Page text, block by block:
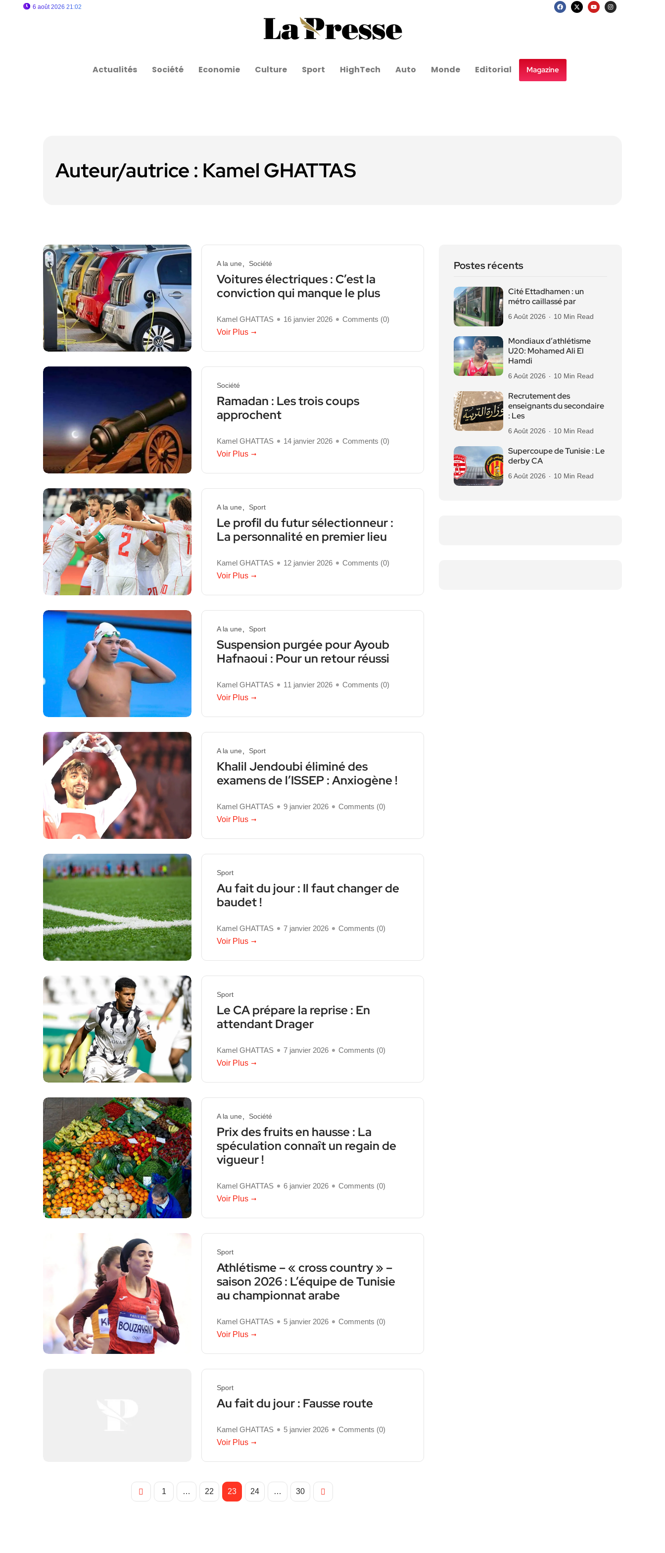
6 août 2026 21:02
Actualités Société Economie Culture Sport HighTech Auto Monde Editorial Magazine
Auteur/autrice : Kamel GHATTAS
A la une Société
Voitures électriques : C’est la
conviction qui manque le plus
Kamel GHATTAS 16 janvier 2026 Comments (0)
Voir Plus
Société
Ramadan : Les trois coups
approchent
Kamel GHATTAS 14 janvier 2026 Comments (0)
Voir Plus
A la une Sport
Le profil du futur sélectionneur :
La personnalité en premier lieu
Kamel GHATTAS 12 janvier 2026 Comments (0)
Voir Plus
A la une Sport
Suspension purgée pour Ayoub
Hafnaoui : Pour un retour réussi
Kamel GHATTAS 11 janvier 2026 Comments (0)
Voir Plus
A la une Sport
Khalil Jendoubi éliminé des
examens de l’ISSEP : Anxiogène !
Kamel GHATTAS 9 janvier 2026 Comments (0)
Voir Plus
Sport
Au fait du jour : Il faut changer de
baudet !
Kamel GHATTAS 7 janvier 2026 Comments (0)
Voir Plus
Sport
Le CA prépare la reprise : En
attendant Drager
Kamel GHATTAS 7 janvier 2026 Comments (0)
Voir Plus
A la une Société
Prix des fruits en hausse : La
spéculation connaît un regain de
vigueur !
Kamel GHATTAS 6 janvier 2026 Comments (0)
Voir Plus
Sport
Athlétisme – « cross country » –
saison 2026 : L’équipe de Tunisie
au championnat arabe
Kamel GHATTAS 5 janvier 2026 Comments (0)
Voir Plus
Sport
Au fait du jour : Fausse route
Kamel GHATTAS 5 janvier 2026 Comments (0)
Voir Plus
1 … 22 23 24 … 30
Postes récents
Cité Ettadhamen : un
métro caillassé par
6 Août 2026 10 Min Read
Mondiaux d’athlétisme
U20: Mohamed Ali El
Hamdi
6 Août 2026 10 Min Read
Recrutement des
enseignants du secondaire
: Les
6 Août 2026 10 Min Read
Supercoupe de Tunisie : Le
derby CA
6 Août 2026 10 Min Read